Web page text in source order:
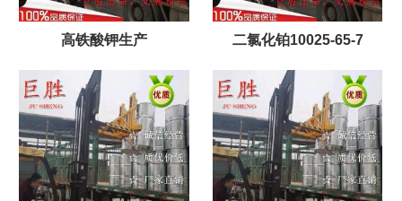
高铁酸钾生产 二氯化铂10025-65-7